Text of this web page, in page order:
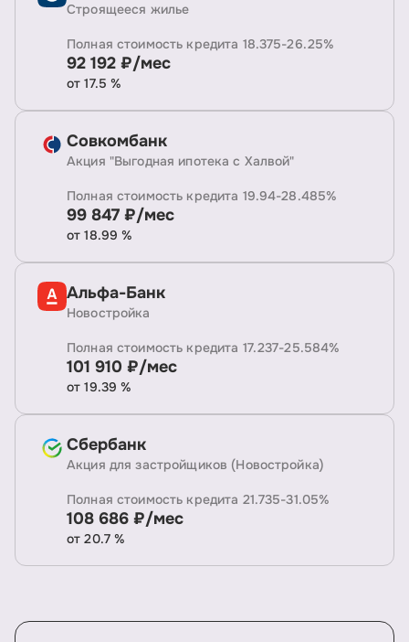
Строящееся жилье
Полная стоимость кредита 18.375-26.25%
92 192 ₽/мес
от 17.5 %
Совкомбанк
Акция "Выгодная ипотека с Халвой"
Полная стоимость кредита 19.94-28.485%
99 847 ₽/мес
от 18.99 %
Альфа-Банк
Новостройка
Полная стоимость кредита 17.237-25.584%
101 910 ₽/мес
от 19.39 %
Сбербанк
Акция для застройщиков (Новостройка)
Полная стоимость кредита 21.735-31.05%
108 686 ₽/мес
от 20.7 %